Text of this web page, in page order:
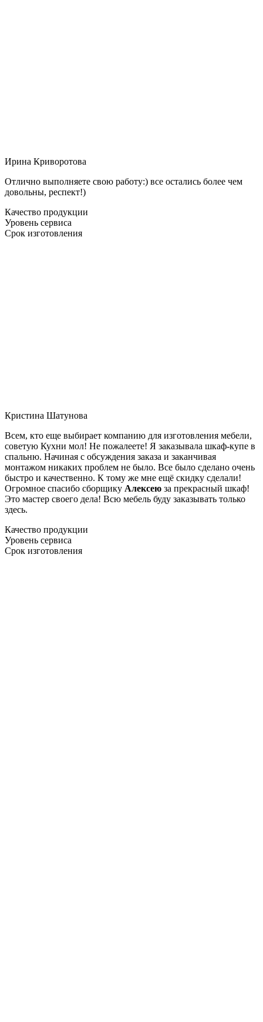
Ирина Криворотова
Отлично выполняете свою работу:) все остались более чем
довольны, респект!)
Качество продукции
Уровень сервиса
Срок изготовления
Кристина Шатунова
Всем, кто еще выбирает компанию для изготовления мебели,
советую Кухни мол! Не пожалеете! Я заказывала шкаф-купе в
спальню. Начиная с обсуждения заказа и заканчивая
монтажом никаких проблем не было. Все было сделано очень
быстро и качественно. К тому же мне ещё скидку сделали!
Огромное спасибо сборщику Алексею за прекрасный шкаф!
Это мастер своего дела! Всю мебель буду заказывать только
здесь.
Качество продукции
Уровень сервиса
Срок изготовления